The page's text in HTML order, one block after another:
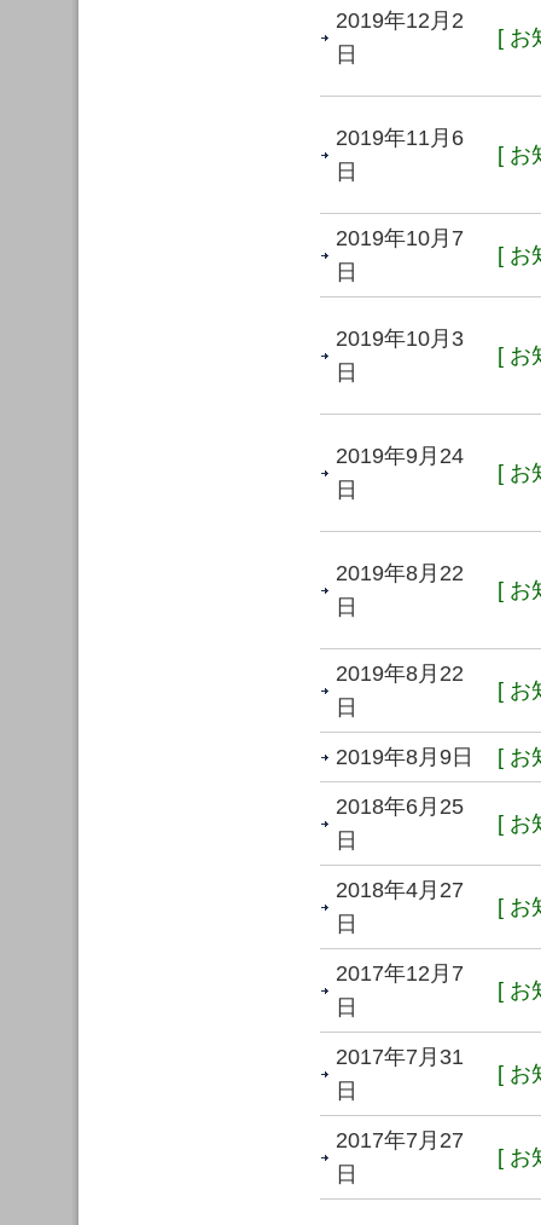
2019年12月2
日
[ お
2019年11月6
日
[ お
2019年10月7
日
[ お
2019年10月3
日
[ お
2019年9月24
日
[ お
2019年8月22
日
[ お
2019年8月22
日
[ お
2019年8月9日 [ お
2018年6月25
日
[ お
2018年4月27
日
[ お
2017年12月7
日
[ お
2017年7月31
日
[ お
2017年7月27
日
[ お